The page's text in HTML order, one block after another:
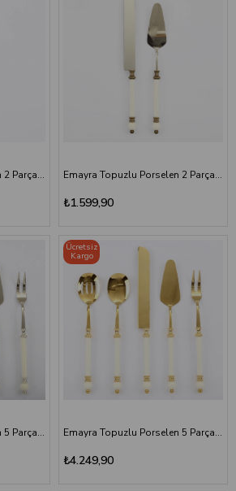
Emayra Topuzlu Porselen 2 Parça Pasta Servis Seti | Antik Titanyum Emayra Topuzlu Porselen 2 Parça Pasta Servis Seti | Antik
₺1.599,90
Emayra Topuzlu Porselen 5 Parça Servis Seti Gümüş Emayra Topuzlu Porselen 5 Parça Servis Seti Altın Titanyum
₺4.249,90
Ücretsiz
Kargo